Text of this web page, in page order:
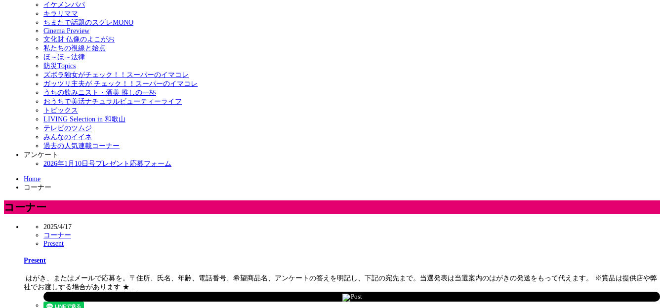
イケメンパパ
キラリママ
ちまたで話題のスグレMONO
Cinema Preview
文化財 仏像のよこがお
私たちの視線と始点
ほ～ほ～法律
防災Topics
ズボラ独女がチェック！！スーパーのイマコレ
ガッツリ主夫が チェック！！スーパーのイマコレ
うちの飲みニスト・酒美 推しの一杯
おうちで美活ナチュラルビューティーライフ
トピックス
LIVING Selection in 和歌山
テレビのツムジ
みんなのイイネ
過去の人気連載コーナー
アンケート
2026年1月10日号プレゼント応募フォーム
Home
コーナー
コーナー
2025/4/17
コーナー
Present
Present
はがき、またはメールで応募を。〒住所、氏名、年齢、電話番号、希望商品名、アンケートの答えを明記し、下記の宛先まで。当選発表は当選案内のはがきの発送をもって代えます。 ※賞品は提供店や弊
社でお渡しする場合があります ★…
Post